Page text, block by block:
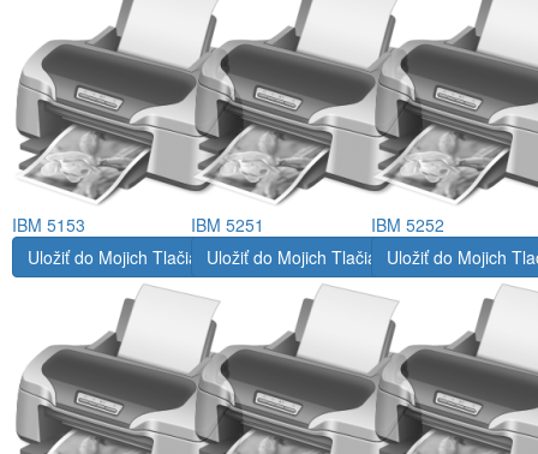
IBM 5153 IBM 5251
IBM 5252
Uložiť do Mojich TlačiarníUložiť do Mojich TlačiarníUložiť do Mojich